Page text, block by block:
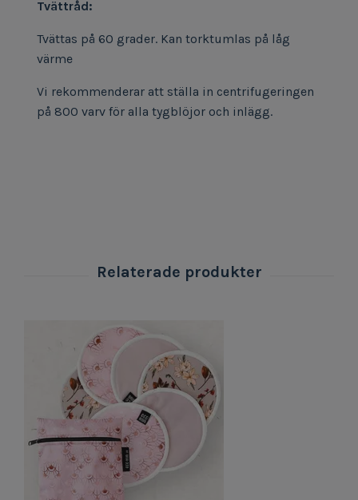
Tvättråd:
Tvättas på 60 grader. Kan torktumlas på låg
värme
Vi rekommenderar att ställa in centrifugeringen
på 800 varv för alla tygblöjor och inlägg.